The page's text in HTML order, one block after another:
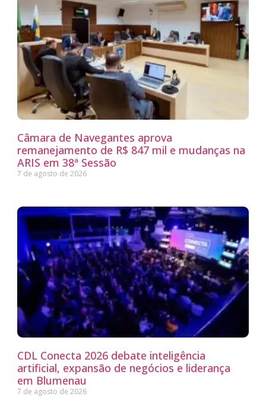
Câmara de Navegantes aprova
remanejamento de R$ 847 mil e mudanças na
ARIS em 38ª Sessão
7 de agosto de 2026
CDL Conecta 2026 debate inteligência
artificial, expansão de negócios e liderança
em Blumenau
7 de agosto de 2026